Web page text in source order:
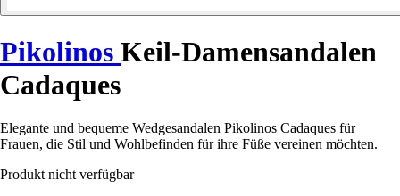
Pikolinos Keil-Damensandalen
Cadaques
Elegante und bequeme Wedgesandalen Pikolinos Cadaques für
Frauen, die Stil und Wohlbefinden für ihre Füße vereinen möchten.
Produkt nicht verfügbar